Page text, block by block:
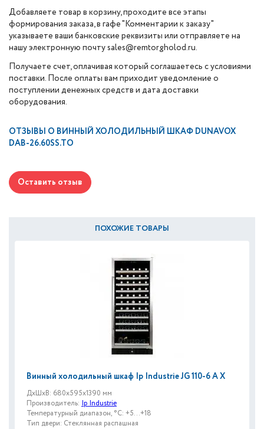
Добавляете товар в корзину, проходите все этапы
формирования заказа, в гафе "Комментарии к заказу"
указываете ваши банковские реквизиты или отправляете на
нашу электронную почту sales@remtorgholod.ru.
Получаете счет, оплачивая который соглашаетесь с условиями
поставки. После оплаты вам приходит уведомление о
поступлении денежных средств и дата доставки
оборудования.
ОТЗЫВЫ О ВИННЫЙ ХОЛОДИЛЬНЫЙ ШКАФ DUNAVOX
DAB-26.60SS.TO
Оставить отзыв
ПОХОЖИЕ ТОВАРЫ
Винный холодильный шкаф Ip Industrie JG 110-6 A X
ДxШxВ: 680x595x1390 мм
Производитель: Ip Industrie
Температурный диапазон, °C: +5...+18
Тип двери: Стеклянная распашная